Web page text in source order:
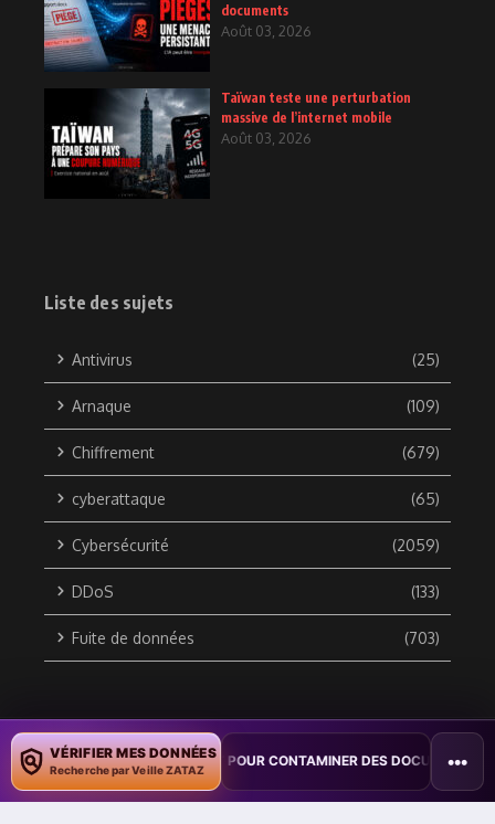
documents
Août 03, 2026
Taïwan teste une perturbation
massive de l’internet mobile
Août 03, 2026
Liste des sujets
Antivirus (25)
Arnaque (109)
Chiffrement (679)
cyberattaque (65)
Cybersécurité (2059)
DDoS (133)
Fuite de données (703)
Copyright © 2010 / 2026 DATA SECURITY BREACH - Groupe
ZATAZ Média
VÉRIFIER MES DONNÉES
Recherche par Veille ZATAZ
POUR CONTAMINER DES DOCUMENTS • TAÏWAN TESTE UNE
•••